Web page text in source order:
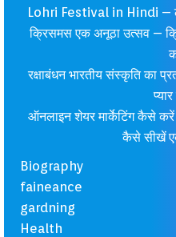
Lohri Festival in Hindi –
क्रिसमस एक अनूठा उत्सव –
रक्षाबंधन भारतीय संस्कृति का
ऑनलाइन शेयर मार्केटिंग कैसे
कैसे सीखें
Biography
faineance
gardning
Health